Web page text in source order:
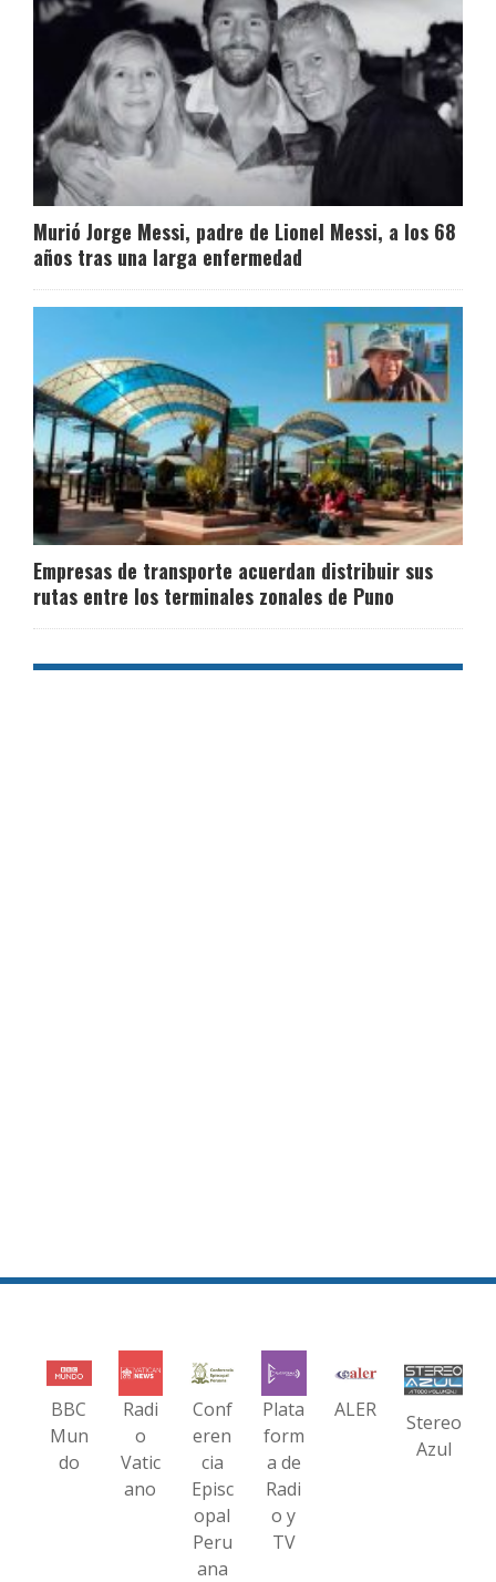
Murió Jorge Messi, padre de Lionel Messi, a los 68
años tras una larga enfermedad
Empresas de transporte acuerdan distribuir sus
rutas entre los terminales zonales de Puno
BBC
Mun
do
Radi
o
Vatic
ano
Conf
eren
cia
Episc
opal
Peru
ana
Plata
form
a de
Radi
o y
TV
ALER
Stereo
Azul